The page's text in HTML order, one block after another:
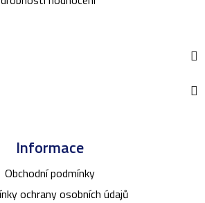
Informace
Obchodní podmínky
ochrany osobních údajů